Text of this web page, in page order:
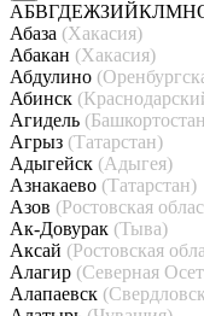
АБВГДЕЖЗИЙКЛМН
Абаза (Хакасия)
Абакан (Хакасия)
Абдулино
Абинск
Агидель
Агрыз (Татарстан)
Адыгейск (Адыгея)
Азнакаево (Татарстан)
Азов (Ростовская
Ак-Довурак (Тыва)
Аксай (Ростовская
Алагир (Северная
Алапаевск